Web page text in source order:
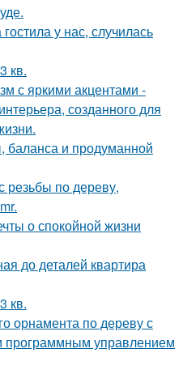
у нас, случилась
кв.
с яркими акцентами -
созданного для
баланса и продуманной
по дереву,
о спокойной жизни
до деталей квартира
кв.
орнамента по дереву с
программным управлением